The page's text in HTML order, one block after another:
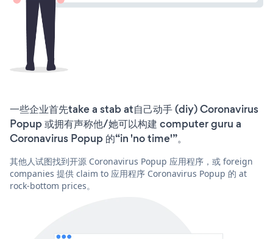
一些企业首先take a stab at自己动手 (diy) Coronavirus
Popup 或拥有声称他/她可以构建 computer guru a
Coronavirus Popup 的“in 'no time'”。
其他人试图找到开源 Coronavirus Popup 应用程序，或 foreign
companies 提供 claim to 应用程序 Coronavirus Popup 的 at
rock-bottom prices。